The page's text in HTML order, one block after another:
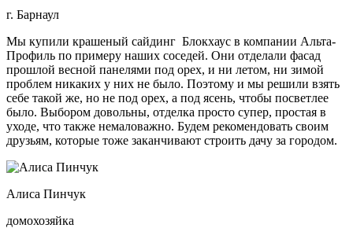
г. Барнаул
Мы купили крашеный сайдинг Блокхаус в компании Альта-
Профиль по примеру наших соседей. Они отделали фасад
прошлой весной панелями под орех, и ни летом, ни зимой
проблем никаких у них не было. Поэтому и мы решили взять
себе такой же, но не под орех, а под ясень, чтобы посветлее
было. Выбором довольны, отделка просто супер, простая в
уходе, что также немаловажно. Будем рекомендовать своим
друзьям, которые тоже заканчивают строить дачу за городом.
Алиса Пинчук
домохозяйка